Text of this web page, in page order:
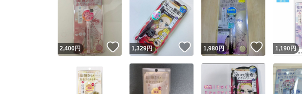
2,400円 いいね！
1,329円 いいね！
1,980円 いいね！
1,190 円